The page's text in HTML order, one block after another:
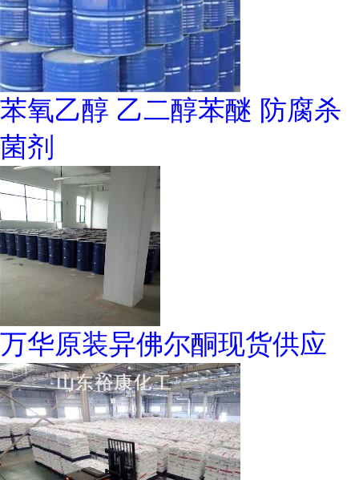
苯氧乙醇 乙二醇苯醚 防腐杀
菌剂
万华原装异佛尔酮现货供应